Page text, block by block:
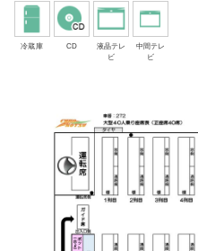
冷蔵庫 CD
液晶テレ
ビ
中間テレ
ビ